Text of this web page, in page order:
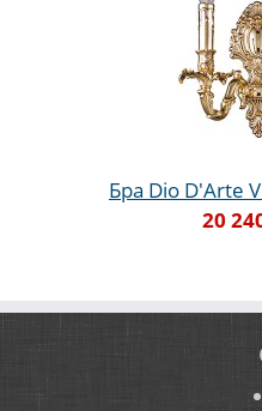
Бра Dio D'Arte
20